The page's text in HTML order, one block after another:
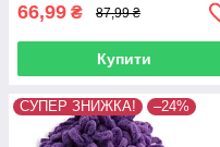
66,99 ₴ 87,99 ₴
Купити
СУПЕР ЗНИЖКА! –24%